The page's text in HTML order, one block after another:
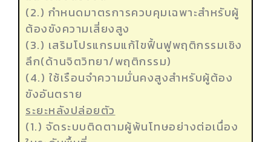
(2.) กำหนดมาตรการควบคุมเฉพาะสำหรับผู้
ต้องขังความเสี่ยงสูง
(3.) เสริมโปรแกรมแก้ไขฟื้นฟูพฤติกรรมเชิง
ลึก(ด้านจิตวิทยา/พฤติกรรม)
(4.) ใช้เรือนจำความมั่นคงสูงสำหรับผู้ต้อง
ขังอันตราย
ระยะหลังปล่อยตัว
(1.) จัดระบบติดตามผู้พ้นโทษอย่างต่อเนื่อง